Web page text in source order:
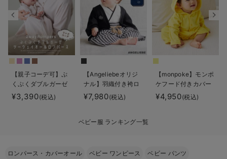
ベビー帽子（新生児・乳児）
新生児スリーパー・ベビーパジャマ
ベビーシューズ・ファーストシューズ・ベビー靴下
ベビー 小物
赤ちゃん 洗剤・洗濯用品・お掃除
赤ちゃん お風呂・ベビースキンケア
おむつ関連グッズ
快適機能ウェア特集 トップス
快適機能ウェア特集 ボトムス
快適機能ウェア特集 パジャマ
安心の日本製。先輩ママが買ってよかった！本当に必要な出産準備品
冬に可愛いニットがお得！
何枚あっても嬉しい
長く使えるアイテム
お部屋映えアイテム
【親子コーデ可】ぷ
くぷくダブルガーゼ
ツーウェイオール
（2wayオール） ロ
¥3,390(税込)
【Angeliebeオリジ
ナル】羽織付き袴ロ
ンパース 男の子
¥7,980(税込)
【monpoke】モンポ
ケフード付きカバー
オール
¥4,950(税込)
ベビー服 ランキング一覧
ロンパース・カバーオール ベビー ワンピース ベビー パンツ